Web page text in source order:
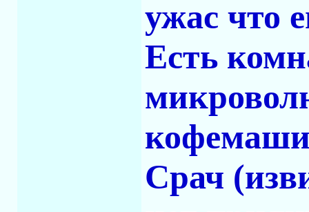
ужас что
Есть
Срач